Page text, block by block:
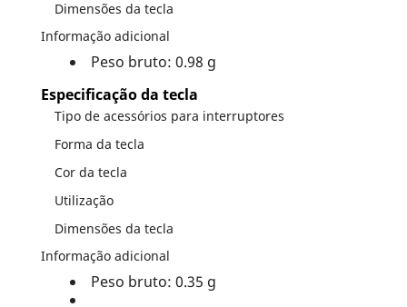
Dimensões da tecla
Informação adicional
Peso bruto: 0.98 g
Especificação da tecla
Tipo de acessórios para interruptores
Forma da tecla
Cor da tecla
Utilização
Dimensões da tecla
Informação adicional
Peso bruto: 0.35 g